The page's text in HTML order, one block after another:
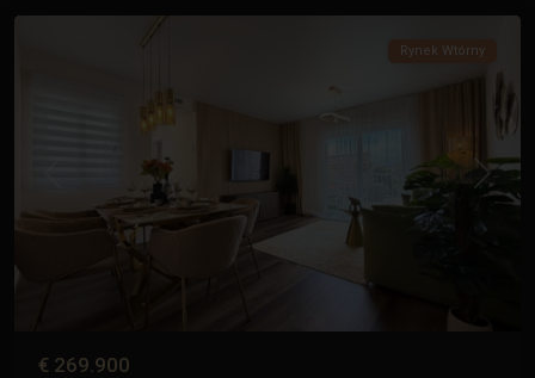
Rynek Wtórny
€ 269.900